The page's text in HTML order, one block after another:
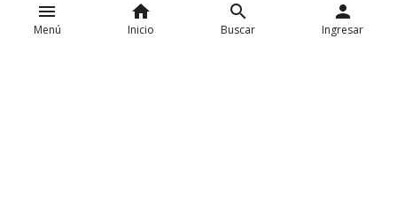
menu
Menú
home
Inicio
search
Buscar
person
Ingresar